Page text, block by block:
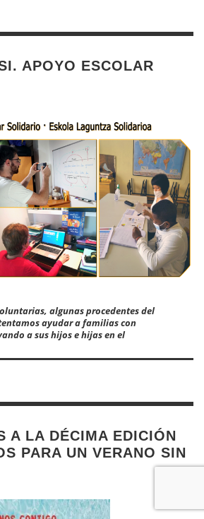
APOYO ESCOLAR
algunas procedentes del
ayudar a familias con
a sus hijos e hijas en el
A LA DÉCIMA EDICIÓN
PARA UN VERANO SIN